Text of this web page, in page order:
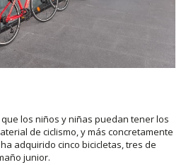
los niños y niñas puedan tener los
de ciclismo, y más concretamente
adquirido cinco bicicletas, tres de
junior.